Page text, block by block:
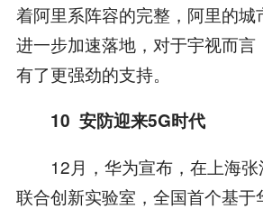
着阿里系阵容的完整，阿里的城
进一步加速落地，对于宇视而言
有了更强劲的支持。
10 安防迎来5G时代
12月，华为宣布，在上海张
联合创新实验室，全国首个基于